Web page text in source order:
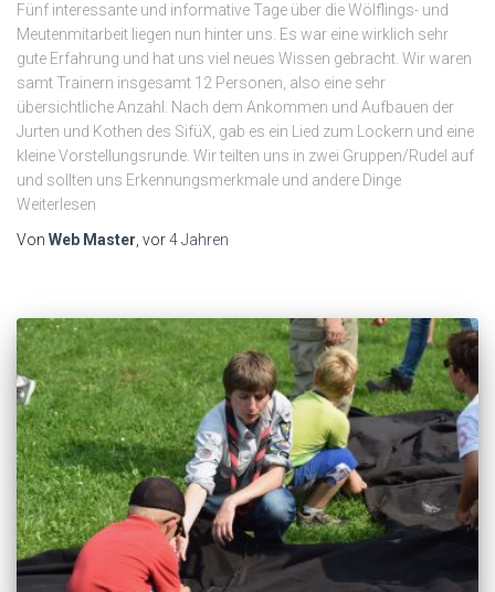
Fünf interessante und informative Tage über die Wölflings- und
Meutenmitarbeit liegen nun hinter uns. Es war eine wirklich sehr
gute Erfahrung und hat uns viel neues Wissen gebracht. Wir waren
samt Trainern insgesamt 12 Personen, also eine sehr
übersichtliche Anzahl. Nach dem Ankommen und Aufbauen der
Jurten und Kothen des SifüX, gab es ein Lied zum Lockern und eine
kleine Vorstellungsrunde. Wir teilten uns in zwei Gruppen/Rudel auf
und sollten uns Erkennungsmerkmale und andere Dinge
Weiterlesen
Von Web Master , vor4 Jahren